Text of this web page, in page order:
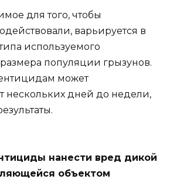
для того, чтобы
варьируется в
используемого
популяции грызунов.
может
нескольких дней до недели,
нанести вред дикой
объектом